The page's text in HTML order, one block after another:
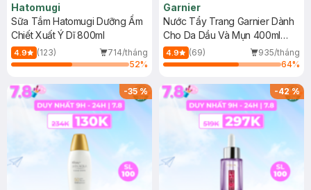
Hatomugi
Sữa Tắm Hatomugi Dưỡng Ẩm
Chiết Xuất Ý Dĩ 800ml
4.9 (123)
714/tháng
52%
Garnier
Nước Tẩy Trang Garnier Dành
Cho Da Dầu Và Mụn 400ml
(Mới)
4.9 (69)
935/tháng
64%
-35% -42%